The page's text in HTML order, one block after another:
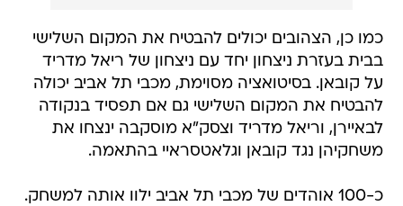
כמו כן, הצהובים יכולים להבטיח את המקום השלישי
בבית בעזרת ניצחון יחד עם ניצחון של ריאל מדריד
על קובאן. בסיטואציה מסוימת, מכבי תל אביב יכולה
להבטיח את המקום השלישי גם אם תפסיד בנקודה
לבאיירן, וריאל מדריד וצסק"א מוסקבה ינצחו את
משחקיהן נגד קובאן וגלאטסראיי בהתאמה.
כ-100 אוהדים של מכבי תל אביב ילוו אותה למשחק.